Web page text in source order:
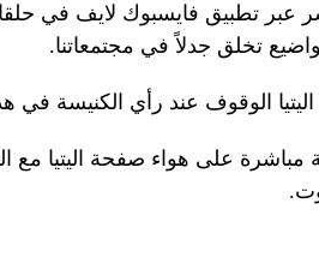
عبر تطبيق فايسبوك لايف في
تخلق جدلاً في مجتمعاتنا.
الوقوف عند رأي الكنيسة في
الجاري، في حلقة مباشرة على هواء صفحة